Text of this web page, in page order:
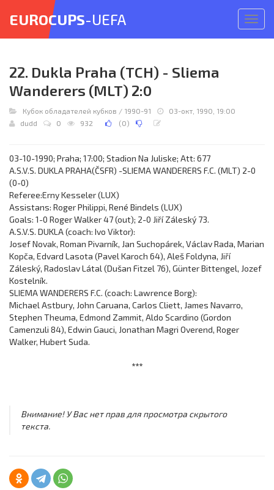
меню
EUROCUPS-UEFA
22. Dukla Praha (TCH) - Sliema
Wanderers (MLT) 2:0
Кубок обладателей кубков / 1990-91
03-окт, 1990, 19:00
dudd
0 932 (0)
03-10-1990; Praha; 17:00; Stadion Na Juliske; Att: 677
A.S.V.S. DUKLA PRAHA(ČSFR) -SLIEMA WANDERERS F.C. (MLT) 2-0
(0-0)
Referee:Erny Kesseler (LUX)
Assistans: Roger Philippi, René Bindels (LUX)
Goals: 1-0 Roger Walker 47 (out); 2-0 Jiří Záleský 73.
A.S.V.S. DUKLA (coach: Ivo Viktor):
Josef Novak, Roman Pivarník, Jan Suchopárek, Václav Rada, Marian
Kopča, Edvard Lasota (Pavel Karoch 64), Aleš Foldyna, Jiří
Záleský, Radoslav Látal (Dušan Fitzel 76), Günter Bittengel, Jozef
Kostelník.
SLIEMA WANDERERS F.C. (coach: Lawrence Borg):
Michael Astbury, John Caruana, Carlos Cliett, James Navarro,
Stephen Theuma, Edmond Zammit, Aldo Scardino (Gordon
Camenzuli 84), Edwin Gauci, Jonathan Magri Overend, Roger
Walker, Hubert Suda.
***
Внимание! У Вас нет прав для просмотра скрытого
текста.